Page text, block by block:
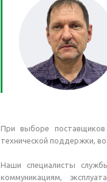
При выборе поставщиков
технической поддержки,
Наши специалисты
коммуникациям,